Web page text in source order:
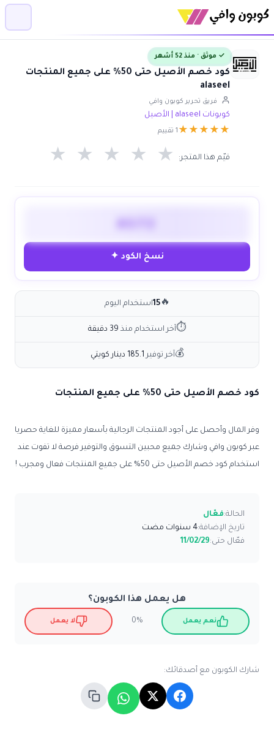
✓ موثق · منذ 52 أشهر
كود خصم الأصيل حتى 50% على جميع المنتجات
alaseel
فريق تحرير كوبون وافي
كوبونات alaseel | الأصيل
★
★
★
★
★ 1 تقييم
قيّم هذا المتجر: ★ ★ ★ ★ ★
نسخ الكود ✦
🔥
15استخدام اليوم
⏱آخر استخدام منذ 39 دقيقة
💰آخر توفير 185.1 دينار كويتي
كود خصم الأصيل حتى 50% على جميع المنتجات
وفر المال وأحصل على أجود المنتجات الرجالية بأسعار مميزة للغاية حصريا
عبر كوبون وافي وشارك جميع محبين التسوق والتوفير فرصة لا تفوت عند
استخدام كود خصم الأصيل حتى 50% على جميع المنتجات فعال ومجرب !
الحالة:فعّال
تاريخ الإضافة:4 سنوات مضت
فعّال حتى:11/02/29
هل يعمل هذا الكوبون؟
نعم يعمل 0% لا يعمل
شارك الكوبون مع أصدقائك: